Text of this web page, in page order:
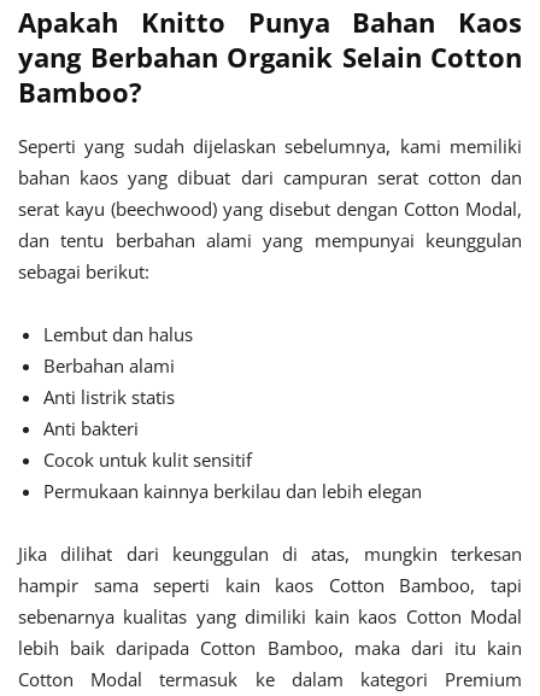
Apakah Knitto Punya Bahan Kaos
yang Berbahan Organik Selain Cotton
Bamboo?
Seperti yang sudah dijelaskan sebelumnya, kami memiliki
bahan kaos yang dibuat dari campuran serat cotton dan
serat kayu (beechwood) yang disebut dengan Cotton Modal,
dan tentu berbahan alami yang mempunyai keunggulan
sebagai berikut:
Lembut dan halus
Berbahan alami
Anti listrik statis
Anti bakteri
Cocok untuk kulit sensitif
Permukaan kainnya berkilau dan lebih elegan
Jika dilihat dari keunggulan di atas, mungkin terkesan
hampir sama seperti kain kaos Cotton Bamboo, tapi
sebenarnya kualitas yang dimiliki kain kaos Cotton Modal
lebih baik daripada Cotton Bamboo, maka dari itu kain
Cotton Modal termasuk ke dalam kategori Premium